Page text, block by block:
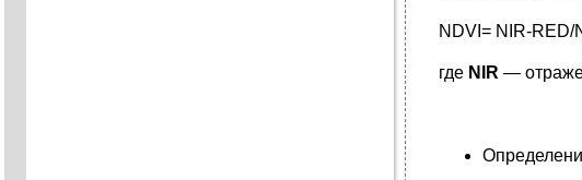
NDVI= NIR-RED/
где NIR —